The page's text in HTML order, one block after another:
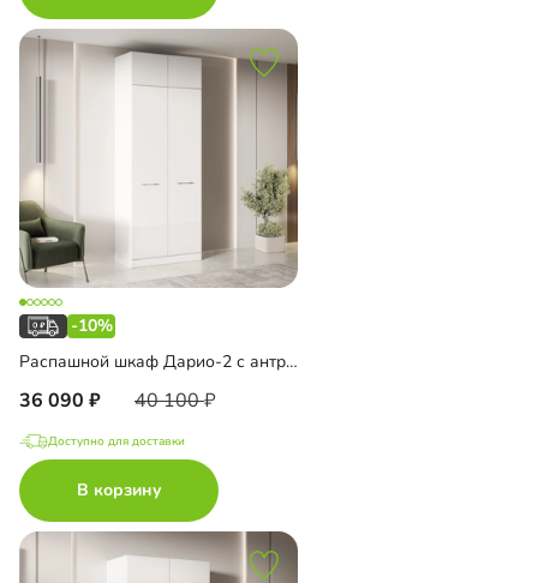
-10%
Распашной шкаф Дарио-2 с антресолью
36 090 40 100
Доступно для доставки
В корзину